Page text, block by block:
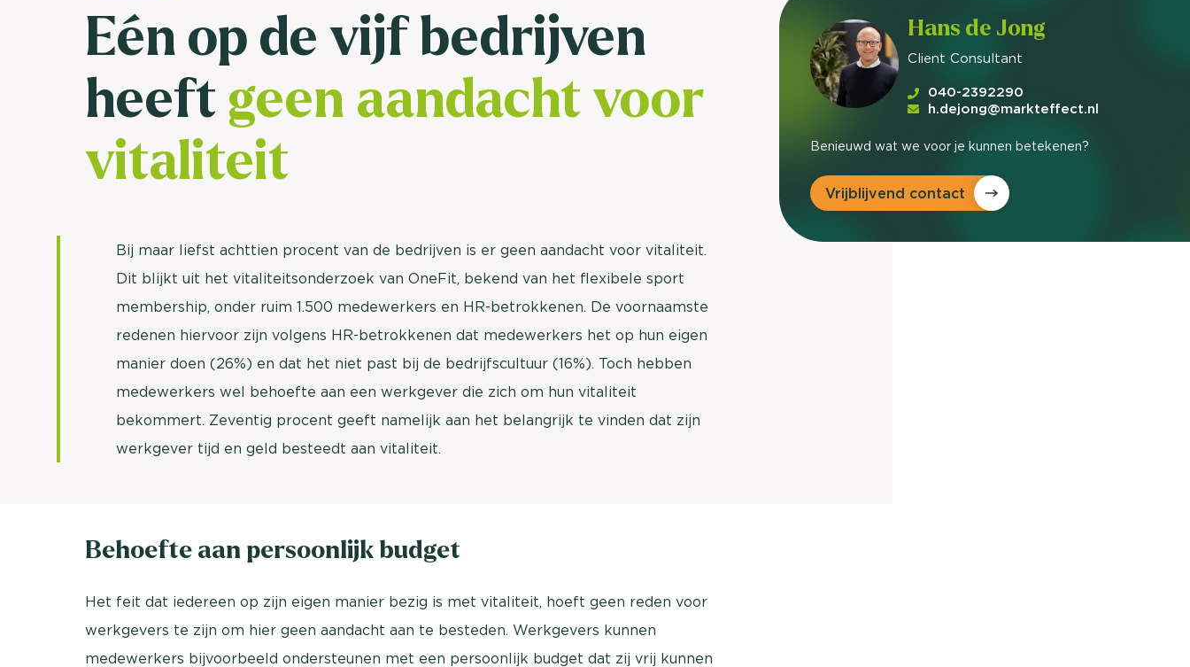
Eén op de vijf bedrijven
heeftgeen aandacht voor
vitaliteit
Bij maar liefst achttien procent van de bedrijven is er geen aandacht voor vitaliteit.
Dit blijkt uit het vitaliteitsonderzoek van OneFit, bekend van het flexibele sport
membership, onder ruim 1.500 medewerkers en HR-betrokkenen. De voornaamste
redenen hiervoor zijn volgens HR-betrokkenen dat medewerkers het op hun eigen
manier doen (26%) en dat het niet past bij de bedrijfscultuur (16%). Toch hebben
medewerkers wel behoefte aan een werkgever die zich om hun vitaliteit
bekommert. Zeventig procent geeft namelijk aan het belangrijk te vinden dat zijn
werkgever tijd en geld besteedt aan vitaliteit.
Behoefte aan persoonlijk budget
Het feit dat iedereen op zijn eigen manier bezig is met vitaliteit, hoeft geen reden voor
werkgevers te zijn om hier geen aandacht aan te besteden. Werkgevers kunnen
medewerkers bijvoorbeeld ondersteunen met een persoonlijk budget dat zij vrij kunnen
Hans de Jong
Client Consultant
040-2392290
h.dejong@markteffect.nl
Benieuwd wat we voor je kunnen betekenen?
Vrijblijvend contact